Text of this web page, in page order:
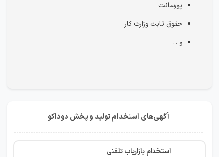
پورسانت
حقوق ثابت وزارت کار
و ...
آگهی‌های استخدام تولید و پخش دوداکو
استخدام بازاریاب تلفنی